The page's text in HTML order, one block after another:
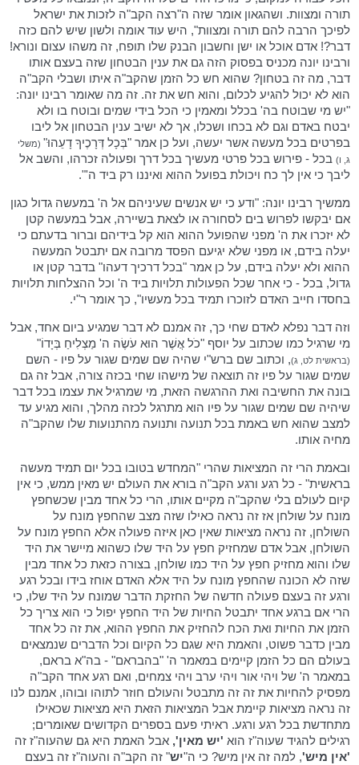
תורה ומצוות. ושהגאון אומר שזה ה"רצה הקב"ה לזכות את ישראל
לפיכך הרבה להם תורה ומצוות", היש עוד אומה ולשון שיש להם כזה
דבר?! אדם אוכל או ישן וחשבון הבנק שלו תופח, זה משהו עצום ונורא!
ורבינו יונה מכניס בפסוק הזה גם את ענין הבטחון שזה בעצם אותו
דבר, מה זה בטחון? שהוא חש כל הזמן שהקב"ה איתו ושבלי הקב"ה
הוא לא יכול להגיע לכלום, והוא חש את זה. זה מה שאומר רבינו יונה:
"יש מי שבוטח בה' בכלל ומאמין כי הכל בידי שמים ובוטח בו ולא
יבטח באדם וגם לא בכחו ושכלו, אך לא ישיב ענין הבטחון אל ליבו
בפרטים בכל מעשה אשר יעשה, ועל כן אמר "בְּכָל דְּרָכֶיךָ דָעֵהוּ" (משלי
ג, ו) בכל - פירוש בכל פרטי מעשיך בכל דרך ופעולה זכרהו, והשב אל
ליבך כי אין לך כח ויכולת בפועל ההוא ואיננו רק ביד ה'".
ממשיך רבינו יונה: "ודע כי יש אנשים שעיניהם אל ה' במעשה גדול כגון
אם יבקשו לפרוש בים לסחורה או לצאת בשיירה, אבל במעשה קטן
לא יזכרו את ה' מפני שהפועל ההוא הוא קל בידיהם וברור בדעתם כי
יעלה בידם, או מפני שלא יגיעם הפסד מרובה אם יתבטל המעשה
ההוא ולא יעלה בידם, על כן אמר "בכל דרכיך דעהו" בדבר קטן או
גדול, בכל - כי אחר שכל הפעולות תלויות ביד ה' וכל ההצלחות תלויות
בחסדו חייב האדם לזוכרו תמיד בכל מעשיו", כך אומר ר"י.
וזה דבר נפלא לאדם שחי כך, זה אמנם לא דבר שמגיע ביום אחד, אבל
מי שרגיל כמו שכתוב על יוסף "כֹל אֲשֶׁר הוּא עֹשֶׂה ה' מַצְלִיחַ בְּיָדוֹ"
(בראשית לט, ג), וכתוב שם ברש"י שהיה שם שמים שגור על פיו - השם
שמים שגור על פיו זה תוצאה של מישהו שחי בכזה צורה, אבל זה גם
בונה את החשיבה ואת ההרגשה הזאת, מי שמרגיל את עצמו בכל דבר
שיהיה שם שמים שגור על פיו הוא מתרגל לכזה מהלך, והוא מגיע עד
למצב שהוא חש באמת בכל תנועה ותנועה מהתנועות שלו שהקב"ה
מחיה אותו.
ובאמת הרי זה המציאות שהרי "המחדש בטובו בכל יום תמיד מעשה
בראשית" - כל רגע ורגע הקב"ה בורא את העולם יש מאין ממש, כי אין
קיום לעולם בלי שהקב"ה מקיים אותו, הרי כל אחד מבין שכשחפץ
מונח על שולחן אז זה נראה כאילו שזה מצב שהחפץ מונח על
השולחן, זה נראה מציאות שאין כאן איזה פעולה אלא החפץ מונח על
השולחן, אבל אדם שמחזיק חפץ על היד שלו כשהוא מיישר את היד
שלו והוא מחזיק חפץ על היד כמו שולחן, בצורה כזאת כל אחד מבין
שזה לא הכונה שהחפץ מונח על היד אלא האדם אוחז בידו ובכל רגע
ורגע זה בעצם פעולה חדשה של החזקת הדבר שמונח על היד שלו, כי
הרי אם ברגע אחד יתבטל החיות של היד החפץ יפול כי הוא צריך כל
הזמן את החיות ואת הכח להחזיק את החפץ ההוא, את זה כל אחד
מבין כדבר פשוט, והאמת היא שגם כל הקיום וכל הדברים שנמצאים
בעולם הם כל הזמן קיימים במאמר ה' "בהבראם" - בה"א בראם,
במאמר ה' של ויהי אור ויהי ערב ויהי צמחים, ואם רגע אחד הקב"ה
מפסיק להחיות את זה זה מתבטל והעולם חוזר לתוהו ובוהו, אמנם לנו
זה נראה מציאות קיימת אבל המציאות הזאת היא מציאות שכאילו
מתחדשת בכל רגע ורגע. ראיתי פעם בספרים הקדושים שאומרים;
רגילים להגיד שעוה"ז הוא 'יש מאין', אבל האמת היא גם שהעוה"ז זה
'אין מיש', למה זה אין מיש? כי ה"יש" זה הקב"ה והעוה"ז זה בעצם